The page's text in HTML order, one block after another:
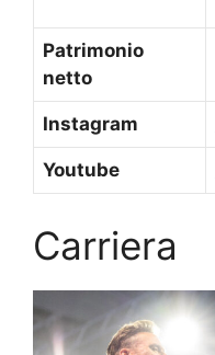
Patrimonio
netto
Instagram
Youtube
Carriera